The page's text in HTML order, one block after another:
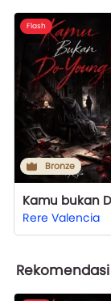
Flash
Bronze
Rere Valencia
Rekomendasi